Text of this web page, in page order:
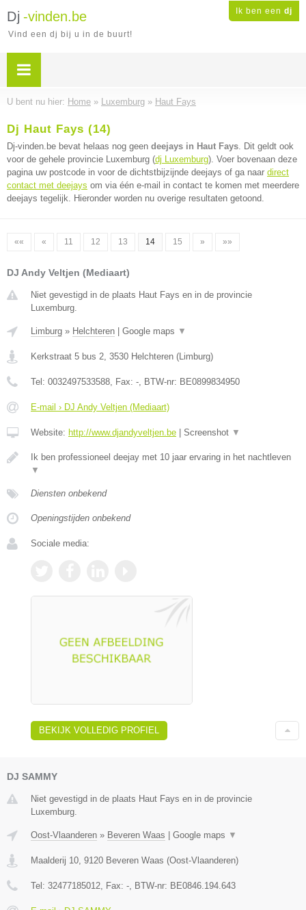
Ik ben een dj
Dj -vinden.be
Vind een dj bij u in de buurt!
U bent nu hier: Home » Luxemburg » Haut Fays
Dj Haut Fays (14)
Dj-vinden.be bevat helaas nog geen deejays in Haut Fays. Dit geldt ook
voor de gehele provincie Luxemburg (dj Luxemburg). Voer bovenaan deze
pagina uw postcode in voor de dichtstbijzijnde deejays of ga naar direct
contact met deejays om via één e-mail in contact te komen met meerdere
deejays tegelijk. Hieronder worden nu overige resultaten getoond.
«« « 11 12 13 14 15 » »»
DJ Andy Veltjen (Mediaart)
Niet gevestigd in de plaats Haut Fays en in de provincie
Luxemburg.
Limburg » Helchteren Google maps ▼
Kerkstraat 5 bus 2, 3530 Helchteren (Limburg)
Tel: 0032497533588, Fax: -, BTW-nr: BE0899834950
E-mail › DJ Andy Veltjen (Mediaart)
Website: http://www.djandyveltjen.be Screenshot ▼
Ik ben professioneel deejay met 10 jaar ervaring in het nachtleven
▼
Diensten onbekend
Openingstijden onbekend
Sociale media:
BEKIJK VOLLEDIG PROFIEL
DJ SAMMY
Niet gevestigd in de plaats Haut Fays en in de provincie
Luxemburg.
Oost-Vlaanderen » Beveren Waas | Google maps ▼
Maalderij 10 9120 Beveren Waas (Oost-Vlaanderen)
Tel: 32477185012 , Fax: - , BTW-nr: BE0846.194.643